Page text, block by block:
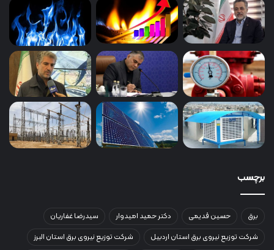
برچسب
برق حسین قدیمی دکتر حمید امیدوار
سیدرضا غفاریان
شرکت توزیع نیروی برق استان اردبیل
شرکت توزیع نیروی برق استان البرز